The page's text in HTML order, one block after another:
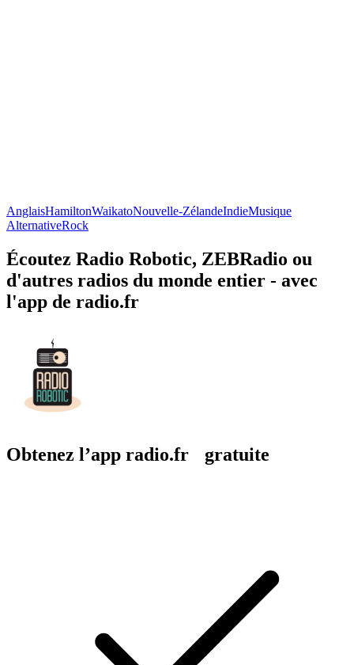
AnglaisHamiltonWaikatoNouvelle-ZélandeIndieMusique
AlternativeRock
Écoutez Radio Robotic, ZEBRadio ou
d'autres radios du monde entier - avec
l'app de radio.fr
Obtenez l’app radio.fr gratuite